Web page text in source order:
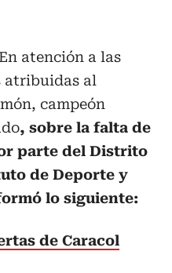
En atención a las
atribuidas al
campeón
, sobre la falta de
parte del Distrito
de Deporte y
lo siguiente:
de Caracol